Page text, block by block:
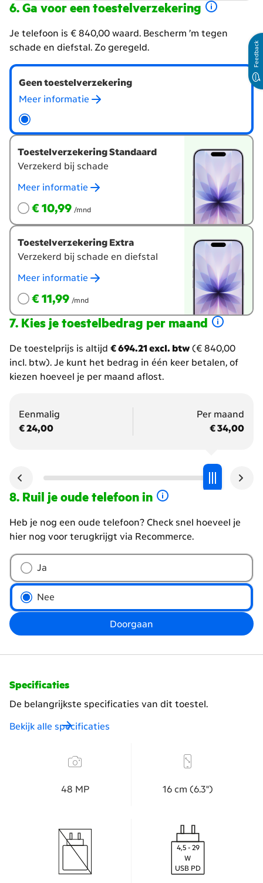
Ga voor een toestelverzekering
Je telefoon is € 840,00 waard. Bescherm ’m tegen
schade en diefstal. Zo geregeld.
Wil
een
toestelverzekering?
Geen toestelverzekering
Meer informatie
Toestelverzekering Standaard
Verzekerd bij schade
Meer informatie
€ 10,99
€ 10,99
per maand/mnd
Toestelverzekering Extra
Verzekerd bij schade en diefstal
Meer informatie
€ 11,99
€ 11,99
per maand/mnd
Kies je toestelbedrag per maand
De toestelprijs is altijd € 694.21 excl. btw (€ 840,00
incl. btw). Je kunt het bedrag in één keer betalen, of
kiezen hoeveel je per maand aflost.
Eenmalig
€ 24,00
Per maand
€ 34,00
Ruil je oude telefoon in
Heb je nog een oude telefoon? Check snel hoeveel je
hier nog voor terugkrijgt via Recommerce.
Wil
je
je
oude
telefoon
inruilen?
Ja
Nee
Doorgaan
Specificaties
De belangrijkste specificaties van dit toestel.
Bekijk alle specificaties
48 MP 16 cm (6.3")
4,5 - 29
W
USB PD
Feedback